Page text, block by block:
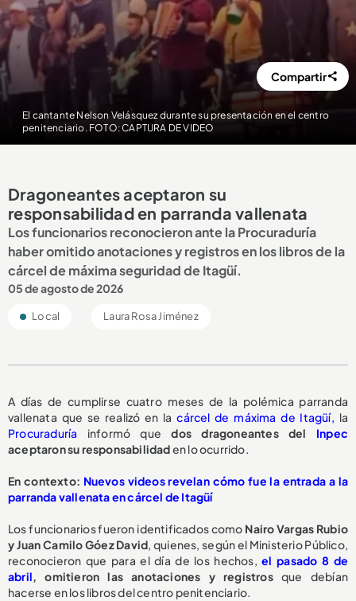
El cantante Nelson Velásquez durante su presentación en el centro
penitenciario. FOTO: CAPTURA DE VIDEO
Compartir
Dragoneantes aceptaron su
responsabilidad en parranda vallenata
Los funcionarios reconocieron ante la Procuraduría
haber omitido anotaciones y registros en los libros de la
cárcel de máxima seguridad de Itagüí.
05 de agosto de 2026
Local Laura Rosa Jiménez
A días de cumplirse cuatro meses de la polémica parranda
vallenata que se realizó en lacárcel de máxima de Itagüí, la
Procuraduría informó quedos dragoneantes del Inpec
aceptaron su responsabilidaden lo ocurrido.
En contexto: Nuevos videos revelan cómo fue la entrada a la
parranda vallenata en cárcel de Itagüí
Los funcionarios fueron identificados como Nairo Vargas Rubio
y Juan Camilo Góez David, quienes, según el Ministerio Público,
reconocieron que para el día de los hechos,el pasado 8 de
abril, omitieron las anotaciones y registrosque debían
hacerse en los libros del centro penitenciario.